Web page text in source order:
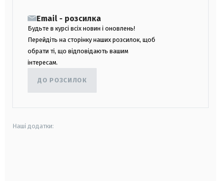
Email - розсилка
Будьте в курсі всіх новин і оновлень!
Перейдіть на сторінку наших розсилок, щоб
обрати ті, що відповідають вашим
інтересам.
ДО РОЗСИЛОК
Наші додатки: